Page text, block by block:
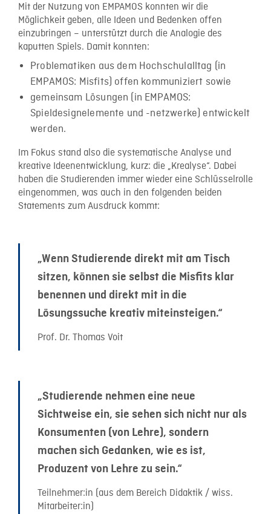
Mit der Nutzung von EMPAMOS konnten wir die
Möglichkeit geben, alle Ideen und Bedenken offen
einzubringen – unterstützt durch die Analogie des
kaputten Spiels. Damit konnten:
Problematiken aus dem Hochschulalltag (in
EMPAMOS: Misfits) offen kommuniziert sowie
gemeinsam Lösungen (in EMPAMOS:
Spieldesignelemente und -netzwerke) entwickelt
werden.
Im Fokus stand also die systematische Analyse und
kreative Ideenentwicklung, kurz: die „Krealyse“. Dabei
haben die Studierenden immer wieder eine Schlüsselrolle
eingenommen, was auch in den folgenden beiden
Statements zum Ausdruck kommt:
„Wenn Studierende direkt mit am Tisch
sitzen, können sie selbst die Misfits klar
benennen und direkt mit in die
Lösungssuche kreativ miteinsteigen.“
Prof. Dr. Thomas Voit
„Studierende nehmen eine neue
Sichtweise ein, sie sehen sich nicht nur als
Konsumenten (von Lehre), sondern
machen sich Gedanken, wie es ist,
Produzent von Lehre zu sein.“
Teilnehmer:in (aus dem Bereich Didaktik / wiss.
Mitarbeiter:in)